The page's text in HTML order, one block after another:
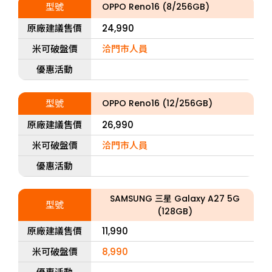
型號 OPPO Reno16 (8/256GB)
原廠建議售價
24,990
米可破盤價
洽門市人員
優惠活動
型號 OPPO Reno16 (12/256GB)
原廠建議售價
26,990
米可破盤價
洽門市人員
優惠活動
型號
SAMSUNG 三星 Galaxy A27 5G
(128GB)
原廠建議售價
11,990
米可破盤價
8,990